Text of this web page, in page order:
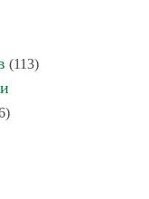
(113)